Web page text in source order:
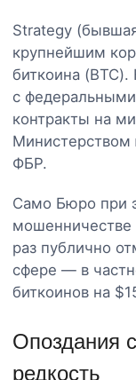
Strategy
крупнейшим
биткоина
с
контракты на
Министерством
ФБР.
Само Бюро при
мошенничестве
раз публично
сфере — в
биткоинов на
Опоздания
редкость